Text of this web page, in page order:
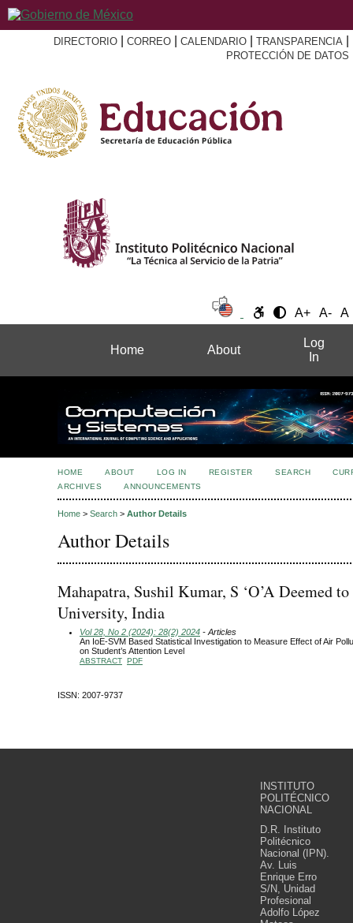
DIRECTORIO CORREO CALENDARIO TRANSPARENCIA
PROTECCIÓN DE DATOS
A+ A- A
Home About
Log
In
HOME ABOUT LOG IN REGISTER SEARCH
ARCHIVES
ANNOUNCEMENTS
Home > Search > Author Details
Author Details
Mahapatra, Sushil Kumar, S ‘O’A Deemed to
University, India
Vol 28, No 2 (2024): 28(2) 2024 - Articles
An IoE-SVM Based Statistical Investigation to Measure Effect of Air
on Student’s Attention Level
ABSTRACT PDF
ISSN: 2007-9737
INSTITUTO
POLITÉCNICO
NACIONAL
D.R. Instituto
Politécnico
Nacional (IPN).
Av. Luis
Enrique Erro
S/N, Unidad
Profesional
Adolfo López